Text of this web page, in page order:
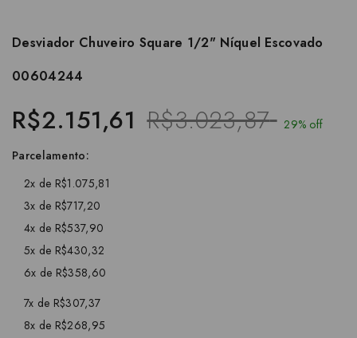
Desviador Chuveiro Square 1/2" Níquel Escovado
00604244
R$2.151,61 R$3.023,87 29% off
Parcelamento:
2x de R$1.075,81
3x de R$717,20
4x de R$537,90
5x de R$430,32
6x de R$358,60
7x de R$307,37
8x de R$268,95